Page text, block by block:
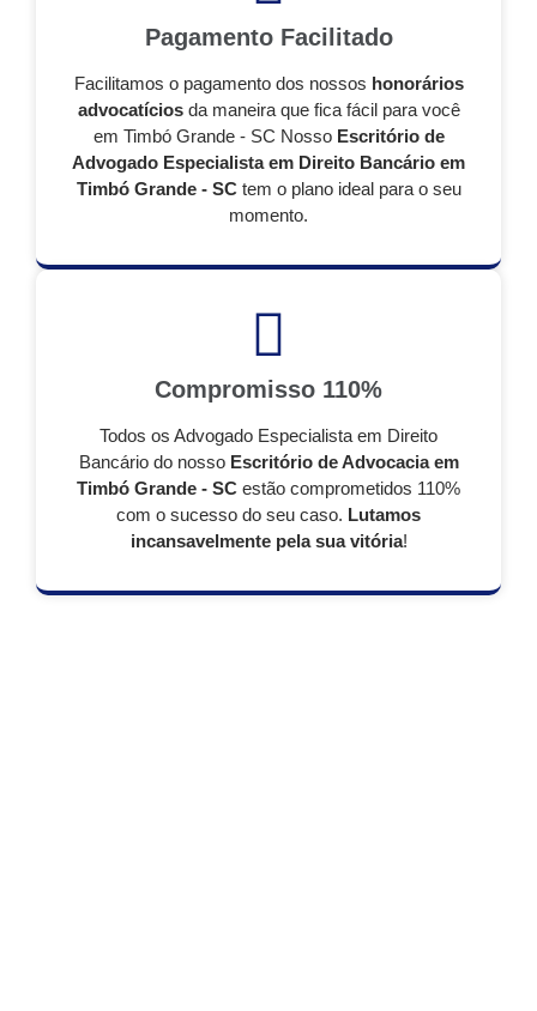
Pagamento Facilitado
Facilitamos o pagamento dos nossos honorários
advocatíciosda maneira que fica fácil para você
em Timbó Grande - SC Nosso Escritório de
Advogado Especialista em Direito Bancário em
Timbó Grande - SCtem o plano ideal para o seu
momento.
Compromisso 110%
Todos os Advogado Especialista em Direito
Bancário do nosso Escritório de Advocacia em
Timbó Grande - SC estão comprometidos 110%
com o sucesso do seu caso. Lutamos
incansavelmente pela sua vitória!